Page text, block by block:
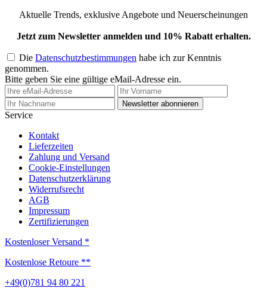
Aktuelle Trends, exklusive Angebote und Neuerscheinungen
Jetzt zum Newsletter anmelden und 10% Rabatt erhalten.
Die Datenschutzbestimmungen habe ich zur Kenntnis
genommen.
Bitte geben Sie eine gültige eMail-Adresse ein.
Newsletter abonnieren
Service
Kontakt
Lieferzeiten
Zahlung und Versand
Cookie-Einstellungen
Datenschutzerklärung
Widerrufsrecht
AGB
Impressum
Zertifizierungen
Kostenloser Versand *
Kostenlose Retoure **
+49(0)781 94 80 221